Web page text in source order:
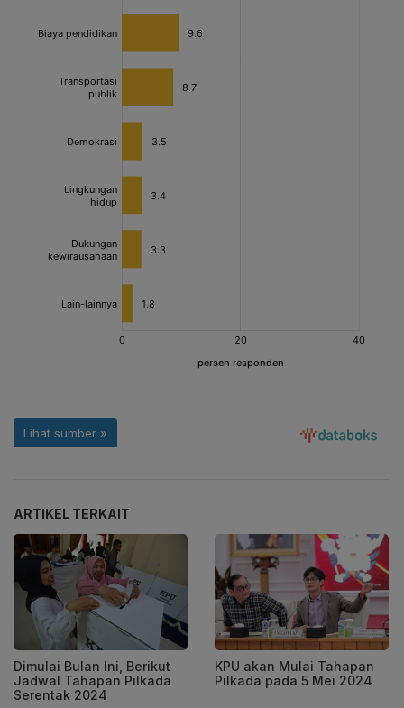
ARTIKEL TERKAIT
Dimulai Bulan Ini, Berikut
Jadwal Tahapan Pilkada
Serentak 2024
KPU akan Mulai Tahapan
Pilkada pada 5 Mei 2024